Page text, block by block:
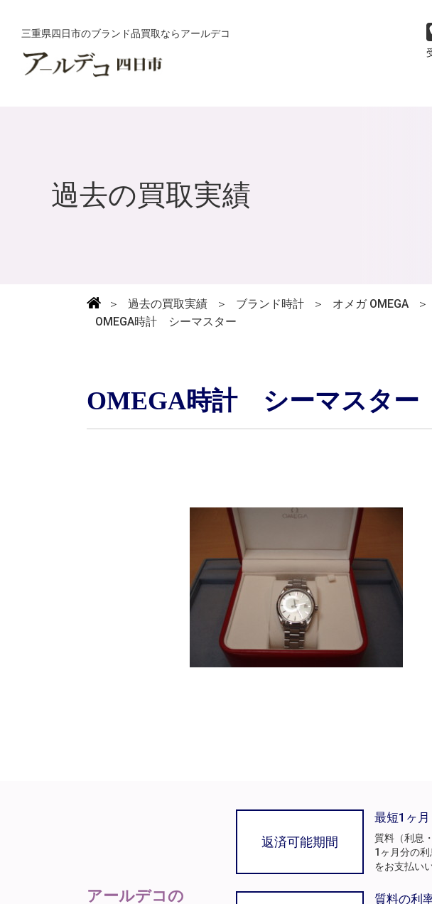
三重県四日市のブランド品買取ならアールデコ
過去の買取実績
＞ 過去の買取実績 ＞ ブランド時計 ＞ オメガ OMEGA ＞
OMEGA時計 シーマスター
OMEGA時計 シーマスター
アールデコの
返済可能期間
最短1ヶ月
質料（利息
1ヶ月分の
をお支払い
質料の利